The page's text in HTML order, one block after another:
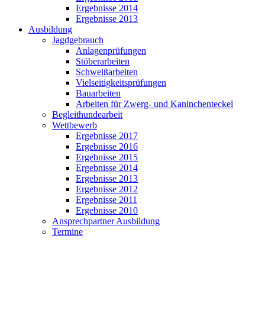
Ergebnisse 2014
Ergebnisse 2013
Ausbildung
Jagdgebrauch
Anlagenprüfungen
Stöberarbeiten
Schweißarbeiten
Vielseitigkeitsprüfungen
Bauarbeiten
Arbeiten für Zwerg- und Kaninchenteckel
Begleithundearbeit
Wettbewerb
Ergebnisse 2017
Ergebnisse 2016
Ergebnisse 2015
Ergebnisse 2014
Ergebnisse 2013
Ergebnisse 2012
Ergebnisse 2011
Ergebnisse 2010
Ansprechpartner Ausbildung
Termine